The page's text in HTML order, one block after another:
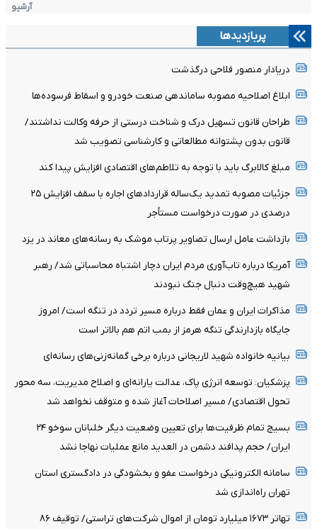
آرشیو
پربازدیدها
دریادار منصور فلاحی درگذشت
ابلاغ اصلاحیه مصوبه ساماندهی صنعت خودرو و اسقاط فرسوده‌ها
طراحان قانون تسهیل درک و شناخت درستی از حرفه وکالت نداشتند/
قانون بدون پشتوانه مطالعاتی و کارشناسی تصویب شد
مبلغ کالابرگ باید با توجه به تلاطم‌های اقتصادی افزایش پیدا کند
جزئیات مصوبه تمدید یک‌ساله قرارداد‌های اجاره با سقف افزایش ۲۵
درصدی در صورت درخواست مستأجر
بازداشت عامل ارسال تصاویر پرتاب موشک به رسانه‌های معاند در یزد
آمریکا درباره تاب‌آوری مردم ایران دچار اشتباه محاسباتی شد/ رهبر
شهید هیچ‌وقت دنبال جنگ نبودند
مذاکرات ایران و عمان فقط درباره مسیر تردد در تنگه است/ امروز
جایگاه بازدارندگی تنگه هرمز از بمب اتم هم بالاتر است
بیانیه خانواده شهید لاریجانی درباره برخی گمانه‌زنی‌های رسانه‌ای
پزشکیان: توسعه انرژی پاک، عدالت یارانه‌ای و اصلاح مدیریت، سه محور
تحول اقتصادی/ مسیر اصلاحات آغاز شده و متوقف نخواهد شد
بسیج تمام ظرفیت‌ها برای تعیین وضعیت دیگر خلبانان سوخو ۲۴
ایران/ حجم پدافند دشمن در العدید مانع عملیات نهاجا نشد
سامانه الکترونیکی درخواست عفو و بخشودگی در دادگستری استان
تهران راه‌اندازی شد
تهاتر ۱۶۷۳ میلیارد تومان از اموال شرکت‌های تراستی/ توقیف ۸۶